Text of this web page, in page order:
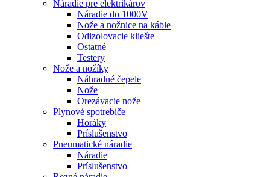
Náradie pre elektrikárov
Náradie do 1000V
Nože a nožnice na káble
Odizolovacie kliešte
Ostatné
Testery
Nože a nožíky
Náhradné čepele
Nože
Orezávacie nože
Plynové spotrebiče
Horáky
Príslušenstvo
Pneumatické náradie
Náradie
Príslušenstvo